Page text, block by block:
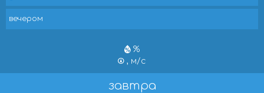
вечером
%
, м/с
завтра